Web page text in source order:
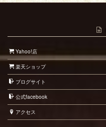
Yahoo!店
楽天ショップ
ブログサイト
公式facebook
アクセス